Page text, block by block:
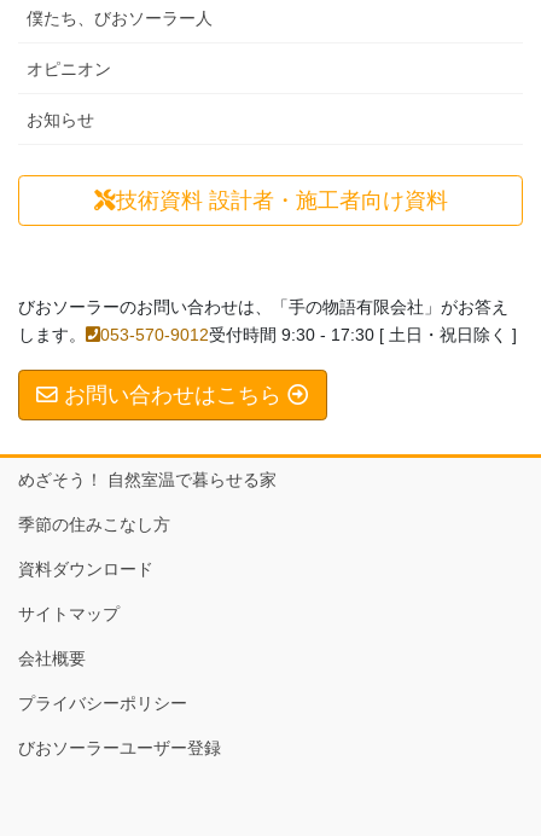
僕たち、びおソーラー人
オピニオン
お知らせ
技術資料 設計者・施工者向け資料
びおソーラーのお問い合わせは、「手の物語有限会社」がお答え
します。
053-570-9012受付時間 9:30 - 17:30 [ 土日・祝日除く ]
お問い合わせはこちら
めざそう！ 自然室温で暮らせる家
季節の住みこなし方
資料ダウンロード
サイトマップ
会社概要
プライバシーポリシー
びおソーラーユーザー登録